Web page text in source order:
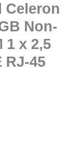
Celeron
Non-
1 x 2,5
RJ-45